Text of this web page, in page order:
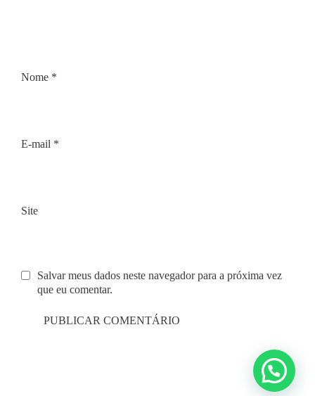
Nome *
E-mail *
Site
Salvar meus dados neste navegador para a próxima vez
que eu comentar.